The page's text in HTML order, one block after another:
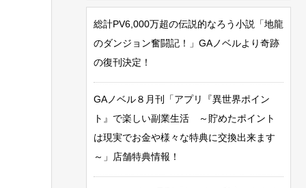
総計PV6,000万超の伝説的なろう小説「地龍
のダンジョン奮闘記！」GAノベルより奇跡
の復刊決定！
GAノベル８月刊「アプリ『異世界ポイン
ト』で楽しい副業生活 ～貯めたポイント
は現実でお金や様々な特典に交換出来ます
～」店舗特典情報！